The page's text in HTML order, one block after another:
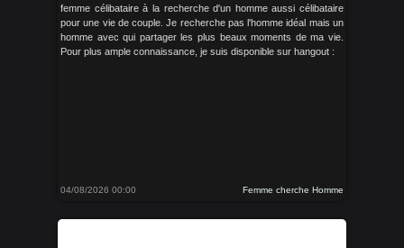
femme célibataire à la recherche d'un homme aussi célibataire
pour une vie de couple. Je recherche pas l'homme idéal mais un
homme avec qui partager les plus beaux moments de ma vie.
Pour plus ample connaissance, je suis disponible sur hangout :
04/08/2026 00:00 Femme cherche Homme